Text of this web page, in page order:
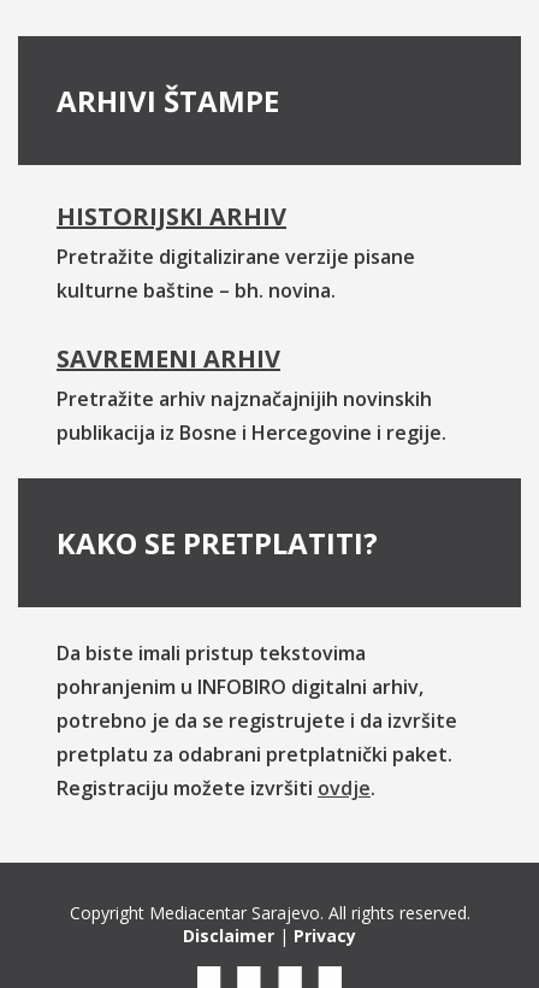
ARHIVI ŠTAMPE
HISTORIJSKI ARHIV
Pretražite digitalizirane verzije pisane
kulturne baštine – bh. novina.
SAVREMENI ARHIV
Pretražite arhiv najznačajnijih novinskih
publikacija iz Bosne i Hercegovine i regije.
KAKO SE PRETPLATITI?
Da biste imali pristup tekstovima
pohranjenim u INFOBIRO digitalni arhiv,
potrebno je da se registrujete i da izvršite
pretplatu za odabrani pretplatnički paket.
Registraciju možete izvršiti ovdje.
Copyright Mediacentar Sarajevo. All rights reserved.
Disclaimer | Privacy